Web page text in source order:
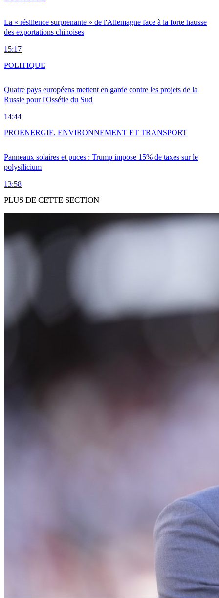
La « résilience surprenante » de l'Allemagne face à la forte hausse
des exportations chinoises
15:17
Quatre pays européens mettent en garde contre les projets de la
Russie pour l'Ossétie du Sud
14:44
POLITIQUE
Panneaux solaires et puces : Trump impose 15% de taxes sur le
polysilicium
13:58
PROENERGIE, ENVIRONNEMENT ET TRANSPORT
PLUS DE CETTE SECTION